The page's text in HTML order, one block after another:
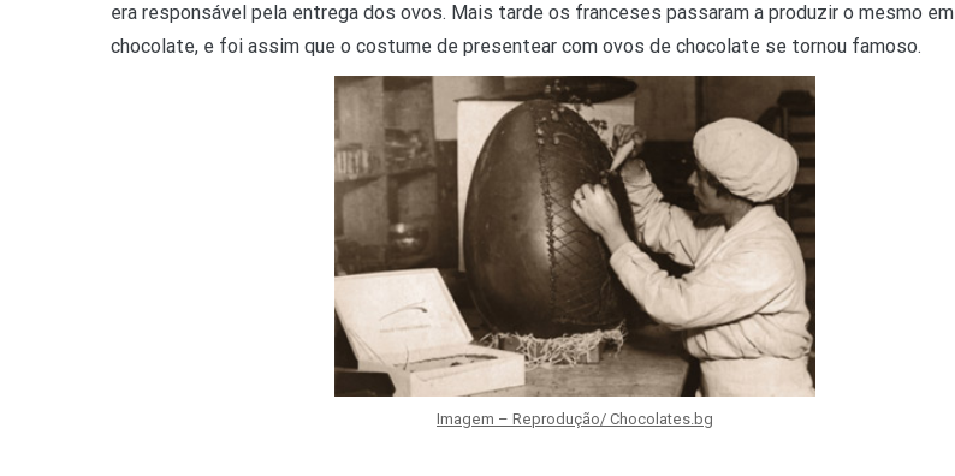
era responsável pela entrega dos ovos. Mais tarde os franceses passaram a produzir o mesmo em
chocolate, e foi assim que o costume de presentear com ovos de chocolate se tornou famoso.
Imagem – Reprodução/ Chocolates.bg